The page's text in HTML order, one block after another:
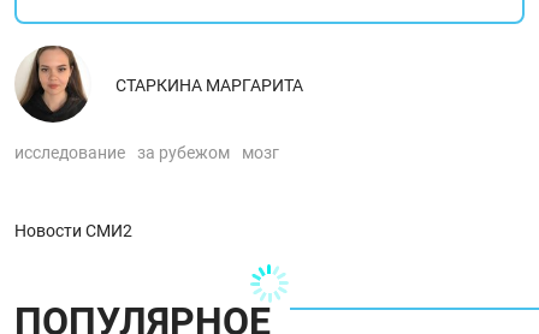
СТАРКИНА МАРГАРИТА
исследование за рубежом мозг
Новости СМИ2
ПОПУЛЯРНОЕ